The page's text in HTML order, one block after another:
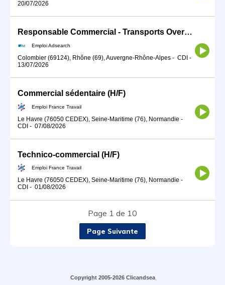
20/07/2026
Responsable Commercial - Transports Overseas(H/F)
Emploi Adsearch
Colombier (69124), Rhône (69), Auvergne-Rhône-Alpes - CDI -
13/07/2026
Commercial sédentaire (H/F)
Emploi France Travail
Le Havre (76050 CEDEX), Seine-Maritime (76), Normandie -
CDI - 07/08/2026
Technico-commercial (H/F)
Emploi France Travail
Le Havre (76050 CEDEX), Seine-Maritime (76), Normandie -
CDI - 01/08/2026
Page 1 de 10
Page Suivante
Copyright 2005-2026 Clicandsea